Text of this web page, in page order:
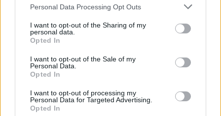
Please note that this website/app uses one or more Google
not limited to your visit or usage behaviour. You may click to
grant or deny consent to Google and its third-party tags to
use your data for below specified purposes in below Google
consent section.
Personal Data Processing Opt Outs
I want to opt-out of the Sharing of my
personal data.
Opted In
I want to opt-out of the Sale of my
Personal Data.
Opted In
I want to opt-out of processing my
Personal Data for Targeted Advertising.
Opted In
Külön kiemelném Snydert, az Atyaistent, aki ezt a
illetve alázattal a szemünk elé tárta. Felemelő
élmény volt látni, ahogy Snyder ledobja magáról a